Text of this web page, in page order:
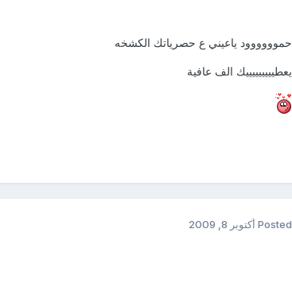
حموووووود ياعيني ع حصرياتك الكشخه
يعطيييييييييك الف عافية
Posted أكتوبر 8, 2009